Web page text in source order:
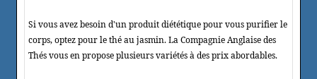
Si vous avez besoin d'un produit diététique pour vous purifier le
corps, optez pour le thé au jasmin. La Compagnie Anglaise des
Thés vous en propose plusieurs variétés à des prix abordables.